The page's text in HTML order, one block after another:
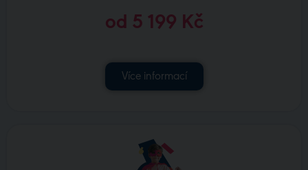
od 5 199 Kč
Více informací